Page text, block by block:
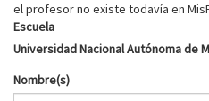
el profesor no existe todavía en
Escuela
Universidad Nacional Autónoma de
Nombre(s)